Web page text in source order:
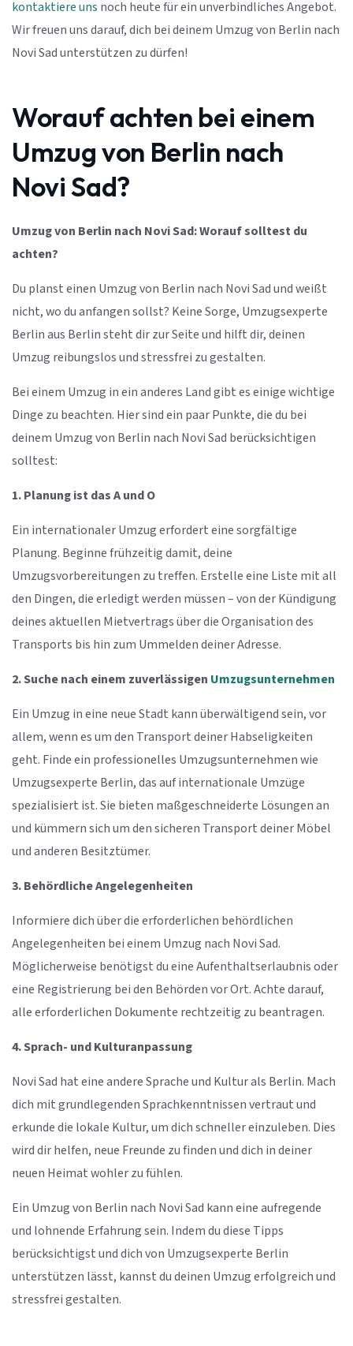
kontaktiere uns noch heute für ein unverbindliches Angebot.
Wir freuen uns darauf, dich bei deinem Umzug von Berlin nach
Novi Sad unterstützen zu dürfen!
Worauf achten bei einem
Umzug von Berlin nach
Novi Sad?
Umzug von Berlin nach Novi Sad: Worauf solltest du
achten?
Du planst einen Umzug von Berlin nach Novi Sad und weißt
nicht, wo du anfangen sollst? Keine Sorge, Umzugsexperte
Berlin aus Berlin steht dir zur Seite und hilft dir, deinen
Umzug reibungslos und stressfrei zu gestalten.
Bei einem Umzug in ein anderes Land gibt es einige wichtige
Dinge zu beachten. Hier sind ein paar Punkte, die du bei
deinem Umzug von Berlin nach Novi Sad berücksichtigen
solltest:
1. Planung ist das A und O
Ein internationaler Umzug erfordert eine sorgfältige
Planung. Beginne frühzeitig damit, deine
Umzugsvorbereitungen zu treffen. Erstelle eine Liste mit all
den Dingen, die erledigt werden müssen – von der Kündigung
deines aktuellen Mietvertrags über die Organisation des
Transports bis hin zum Ummelden deiner Adresse.
2. Suche nach einem zuverlässigen Umzugsunternehmen
Ein Umzug in eine neue Stadt kann überwältigend sein, vor
allem, wenn es um den Transport deiner Habseligkeiten
geht. Finde ein professionelles Umzugsunternehmen wie
Umzugsexperte Berlin, das auf internationale Umzüge
spezialisiert ist. Sie bieten maßgeschneiderte Lösungen an
und kümmern sich um den sicheren Transport deiner Möbel
und anderen Besitztümer.
3. Behördliche Angelegenheiten
Informiere dich über die erforderlichen behördlichen
Angelegenheiten bei einem Umzug nach Novi Sad.
Möglicherweise benötigst du eine Aufenthaltserlaubnis oder
eine Registrierung bei den Behörden vor Ort. Achte darauf,
alle erforderlichen Dokumente rechtzeitig zu beantragen.
4. Sprach- und Kulturanpassung
Novi Sad hat eine andere Sprache und Kultur als Berlin. Mach
dich mit grundlegenden Sprachkenntnissen vertraut und
erkunde die lokale Kultur, um dich schneller einzuleben. Dies
wird dir helfen, neue Freunde zu finden und dich in deiner
neuen Heimat wohler zu fühlen.
Ein Umzug von Berlin nach Novi Sad kann eine aufregende
und lohnende Erfahrung sein. Indem du diese Tipps
berücksichtigst und dich von Umzugsexperte Berlin
unterstützen lässt, kannst du deinen Umzug erfolgreich und
stressfrei gestalten.